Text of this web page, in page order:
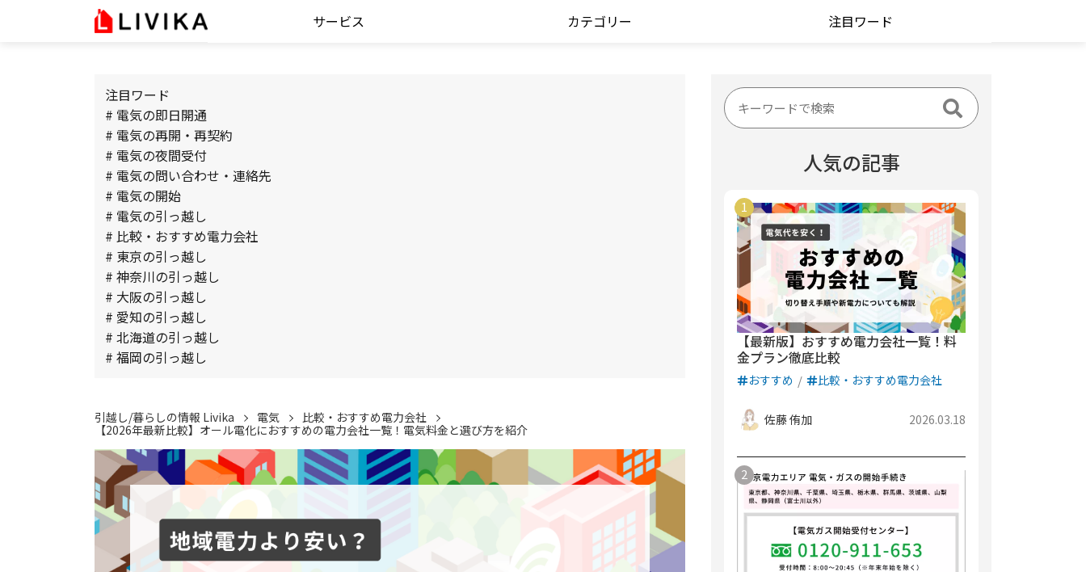
サービス カテゴリー 注目ワード
注目ワード
# 電気の即日開通
# 電気の再開・再契約
# 電気の夜間受付
# 電気の問い合わせ・連絡先
# 電気の開始
# 電気の引っ越し
# 比較・おすすめ電力会社
# 東京の引っ越し
# 神奈川の引っ越し
# 大阪の引っ越し
# 愛知の引っ越し
# 北海道の引っ越し
# 福岡の引っ越し
引越し/暮らしの情報 Livika 電気
比較・おすすめ電力会社
【2026年最新比較】オール電化におすすめの電力会社一覧！電気料金と選び方を紹介
人気の記事
【最新版】おすすめ電力会社一覧！料
金プラン徹底比較
おすすめ 比較・おすすめ電力会社
佐藤 侑加 2026.03.18